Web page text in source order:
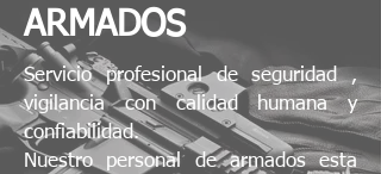
ARMADOS
Servicio profesional de seguridad ,
vigilancia con calidad humana y
confiabilidad.
Nuestro personal de armados esta